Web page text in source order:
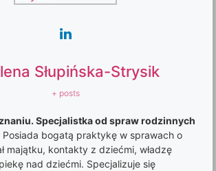
Słupińska-Strysik
+ posts
Specjalistka od spraw rodzinnych
Posiada bogatą praktykę w sprawach o
majątku, kontakty z dziećmi, władzę
nad dziećmi. Specjalizuje się